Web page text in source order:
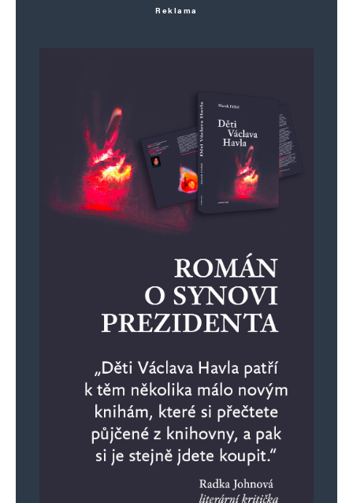
Vladimír Loula
neřeší, že celé paneláky postavené v 80tych
letech se bouraji, protože jsou totálně
zdevastovane od „nájemníků“.
Jaroslav Mrázek
Ten trouba má zauzlovaný i mozek. Že se tahle
banda neumětelů a kriminálníků stále drží moci
je známka toho, že již žijeme v totalitě.
soukromí vlastníci. Zvyšováním daně
z nemovitosti, vymýšlením zákonů a následným
pokutováním jejich nedodržování, chtějí
vlastníky nemovitostí finančně vyčerpat a poté
Reklama